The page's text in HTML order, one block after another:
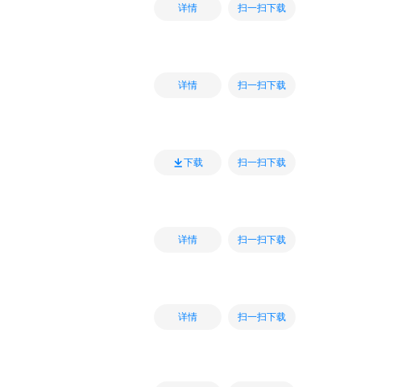
详情 扫一扫下载
详情 扫一扫下载
下载 扫一扫下载
详情 扫一扫下载
详情 扫一扫下载